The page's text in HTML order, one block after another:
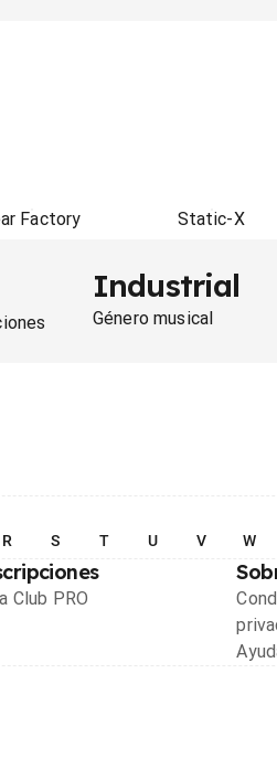
Factory Static-X
Industrial
Género musical
R S T U V W
Club PRO